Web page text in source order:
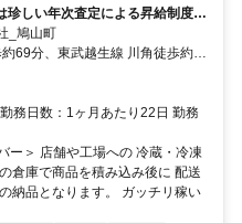
珍しい年次査定による昇給制度あ
年活躍中！＜営業所OPEN！オ
_鳩山町
69分、東武越生線 川角徒歩約67
生駅」などからもアクセス良好
6
務日数：1ヶ月あたり22日 勤務
ー＞ 店舗や工場への 冷蔵・冷凍
倉庫で商品を積み込み後に 配送
納品となります。 ガッチリ稼い